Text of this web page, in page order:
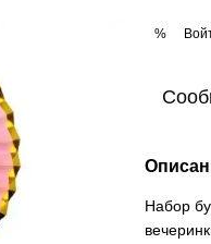
%
Набор